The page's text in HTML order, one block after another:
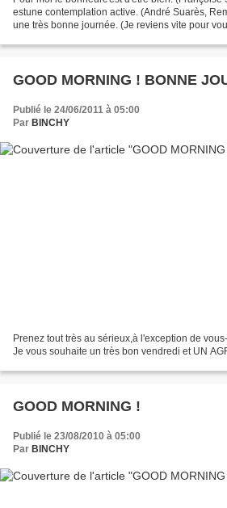
estune contemplation active. (André Suarès,
une très bonne journée. (Je reviens vite pour
GOOD MORNING ! BONNE
Publié le 24/06/2011 à 05:00
Par BINCHY
Prenez tout très au sérieux,à l'exception de
Je vous souhaite un très bon vendredi et UN
GOOD MORNING !
Publié le 23/08/2010 à 05:00
Par BINCHY